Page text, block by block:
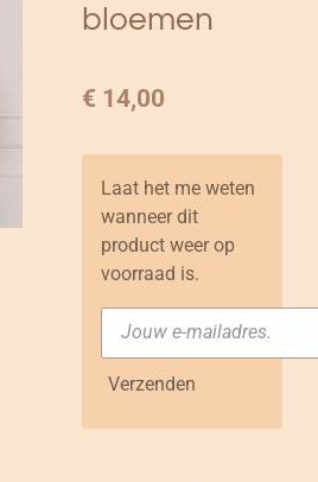
bloemen
€ 14,00
Laat het me weten
wanneer dit
product weer op
voorraad is.
Verzenden